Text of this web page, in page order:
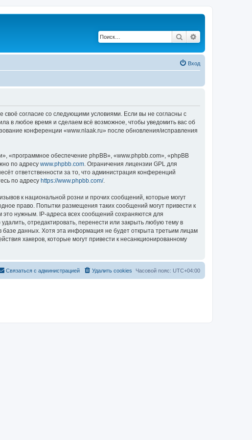
Поиск
Вход
согласие со следующими условиями. Если вы не согласны с
в любое время и сделаем всё возможное, чтобы уведомить вас об
конференции «www.nlaak.ru» после обновления/исправления
«программное обеспечение phpBB», «www.phpbb.com», «phpBB
по адресу www.phpbb.com . Ограничения лицензии GPL для
ответственности за то, что администрация конференций
по адресу https://www.phpbb.com/.
к национальной розни и прочих сообщений, которые могут
право. Попытки размещения таких сообщений могут привести к
нужным. IP-адреса всех сообщений сохраняются для
отредактировать, перенести или закрыть любую тему в
данных. Хотя эта информация не будет открыта третьим лицам
хакеров, которые могут привести к несанкционированному
Часовой пояс: UTC+04:00
Удалить cookies
Связаться с администрацией